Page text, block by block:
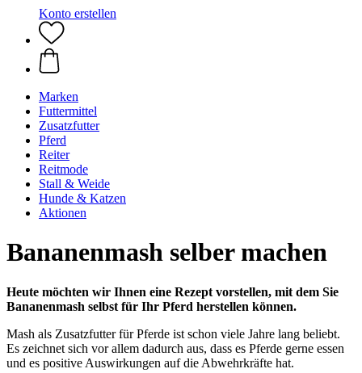
Konto erstellen
Marken
Futtermittel
Zusatzfutter
Pferd
Reiter
Reitmode
Stall & Weide
Hunde & Katzen
Aktionen
Bananenmash selber machen
Heute möchten wir Ihnen eine Rezept vorstellen, mit dem Sie
Bananenmash selbst für Ihr Pferd herstellen können.
Mash als Zusatzfutter für Pferde ist schon viele Jahre lang beliebt.
Es zeichnet sich vor allem dadurch aus, dass es Pferde gerne essen
und es positive Auswirkungen auf die Abwehrkräfte hat.